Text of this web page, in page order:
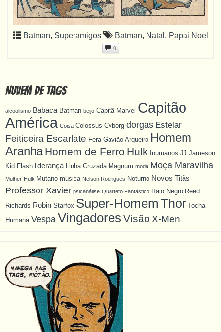
Batman, Superamigos Batman, Natal , Papai Noel
0
Nuvem de Tags
alcoolismo Babaca Batman beijo Capitã Marvel Capitão
América Coisa Colossus Cyborg dorgas Estelar
Feiticeira Escarlate Fera Gavião Arqueiro Homem
Aranha Homem de Ferro Hulk Inumanos JJ Jameson
Kid Flash liderança Linha Cruzada Magnum moda Moça Maravilha
Mulher-Hulk Mutano música Nelson Rodrigues Noturno Novos Titãs
Professor Xavier psicanálise Quarteto Fantástico Raio Negro Reed
Richards Robin Starfox Super-Homem Thor Tocha
Humana Vespa Vingadores Visão X-Men